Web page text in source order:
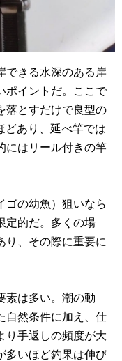
できる水深のある岸
ポイントだ。ここで
落とすだけで良型の
どあり、延べ竿では
にはリール付きの竿
ゴの幼魚）狙いなら
定的だ。多くの場
り、その際に重要に
素は多い。潮の動
自然条件に加え、仕
り手返しの頻度が大
多いほど釣果は伸び